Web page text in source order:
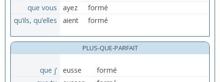
que vous
ayez
formé
qu’ils, qu’elles
aient formé
PLUS-QUE-PARFAIT
que j’ eusse
formé